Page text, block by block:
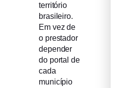
território
brasileiro.
Em vez de
o prestador
depender
do portal de
cada
município